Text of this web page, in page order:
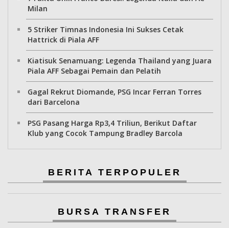
Milan
5 Striker Timnas Indonesia Ini Sukses Cetak
Hattrick di Piala AFF
Kiatisuk Senamuang: Legenda Thailand yang Juara
Piala AFF Sebagai Pemain dan Pelatih
Gagal Rekrut Diomande, PSG Incar Ferran Torres
dari Barcelona
PSG Pasang Harga Rp3,4 Triliun, Berikut Daftar
Klub yang Cocok Tampung Bradley Barcola
BERITA TERPOPULER
BURSA TRANSFER